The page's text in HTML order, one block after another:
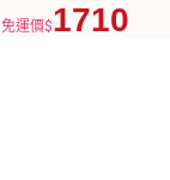
免運價$1710